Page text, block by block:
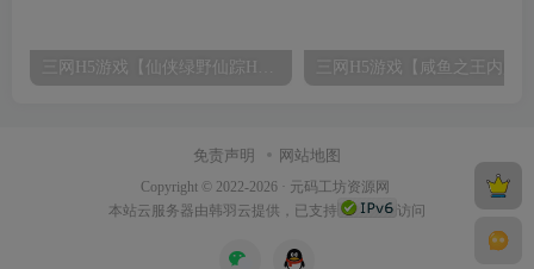
免责声明 网站地图
Copyright © 2022-2026 · 元码工坊资源网
本站云服务器由韩羽云提供，已支持 访问